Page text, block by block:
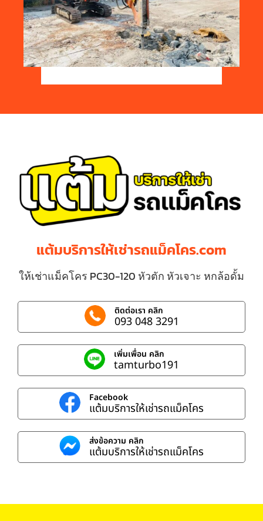
แต้มบริการให้เช่ารถแม็คโคร.com
ให้เช่าแม็คโคร PC30-120 หัวตัก หัวเจาะ หกล้อดั้ม
ติดต่อเรา คลิก
093 048 3291
เพิ่มเพื่อน คลิก
tamturbo191
Facebook
แต้มบริการให้เช่ารถแม็คโคร
ส่งข้อความ คลิก
แต้มบริการให้เช่ารถแม็คโคร